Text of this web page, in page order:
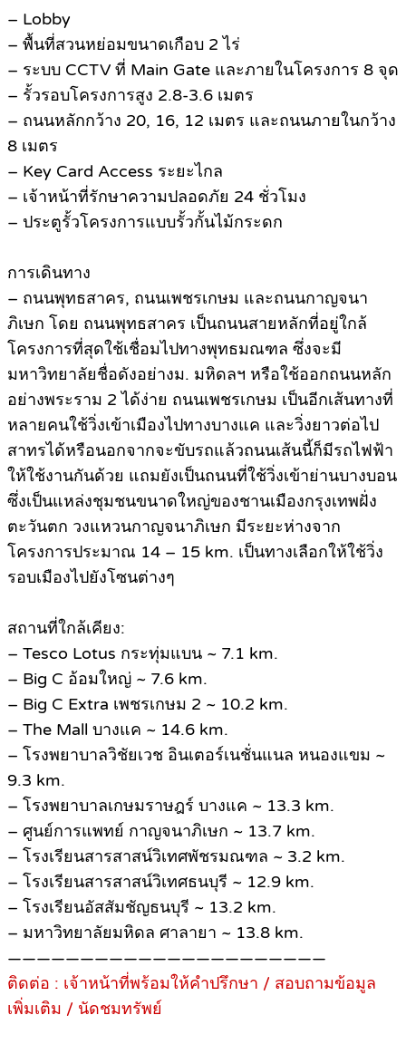
– Lobby
– พื้นที่สวนหย่อมขนาดเกือบ 2 ไร่
– ระบบ CCTV ที่ Main Gate และภายในโครงการ 8 จุด
– รั้วรอบโครงการสูง 2.8-3.6 เมตร
– ถนนหลักกว้าง 20, 16, 12 เมตร และถนนภายในกว้าง
8 เมตร
– Key Card Access ระยะไกล
– เจ้าหน้าที่รักษาความปลอดภัย 24 ชั่วโมง
– ประตูรั้วโครงการแบบรั้วกั้นไม้กระดก
การเดินทาง
– ถนนพุทธสาคร, ถนนเพชรเกษม และถนนกาญจนา
ภิเษก โดย ถนนพุทธสาคร เป็นถนนสายหลักที่อยู่ใกล้
โครงการที่สุดใช้เชื่อมไปทางพุทธมณฑล ซึ่งจะมี
มหาวิทยาลัยชื่อดังอย่างม. มหิดลฯ หรือใช้ออกถนนหลัก
อย่างพระราม 2 ได้ง่าย ถนนเพชรเกษม เป็นอีกเส้นทางที่
หลายคนใช้วิ่งเข้าเมืองไปทางบางแค และวิ่งยาวต่อไป
สาทรได้หรือนอกจากจะขับรถแล้วถนนเส้นนี้ก็มีรถไฟฟ้า
ให้ใช้งานกันด้วย แถมยังเป็นถนนที่ใช้วิ่งเข้าย่านบางบอน
ซึ่งเป็นแหล่งชุมชนขนาดใหญ่ของชานเมืองกรุงเทพฝั่ง
ตะวันตก วงแหวนกาญจนาภิเษก มีระยะห่างจาก
โครงการประมาณ 14 – 15 km. เป็นทางเลือกให้ใช้วิ่ง
รอบเมืองไปยังโซนต่างๆ
สถานที่ใกล้เคียง:
– Tesco Lotus กระทุ่มแบน ~ 7.1 km.
– Big C อ้อมใหญ่ ~ 7.6 km.
– Big C Extra เพชรเกษม 2 ~ 10.2 km.
– The Mall บางแค ~ 14.6 km.
– โรงพยาบาลวิชัยเวช อินเตอร์เนชั่นแนล หนองแขม ~
9.3 km.
– โรงพยาบาลเกษมราษฎร์ บางแค ~ 13.3 km.
– ศูนย์การแพทย์ กาญจนาภิเษก ~ 13.7 km.
– โรงเรียนสารสาสน์วิเทศพัชรมณฑล ~ 3.2 km.
– โรงเรียนสารสาสน์วิเทศธนบุรี ~ 12.9 km.
– โรงเรียนอัสสัมชัญธนบุรี ~ 13.2 km.
– มหาวิทยาลัยมหิดล ศาลายา ~ 13.8 km.
——————————————————————
ติดต่อ : เจ้าหน้าที่พร้อมให้คำปรึกษา / สอบถามข้อมูล
เพิ่มเติม / นัดชมทรัพย์